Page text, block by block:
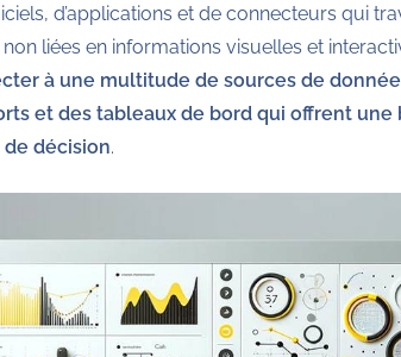
d’applications et de connecteurs qui
liées en informations visuelles et
à une multitude de sources de
et des tableaux de bord qui offrent
décision.